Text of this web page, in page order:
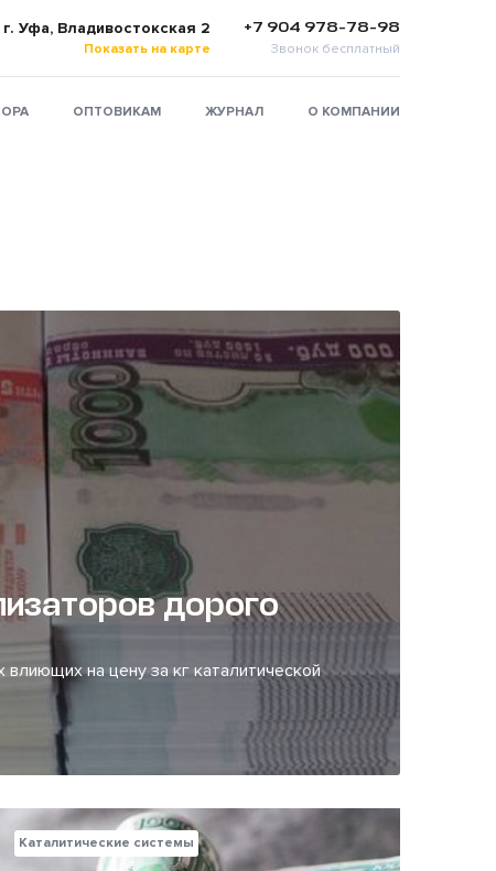
г. Уфа, Владивостокская 2
Показать на карте
+7 904 978-78-98
Звонок бесплатный
ОПТОВИКАМ ЖУРНАЛ О КОМПАНИИ
дорого
на цену за кг каталитической
Каталитические системы